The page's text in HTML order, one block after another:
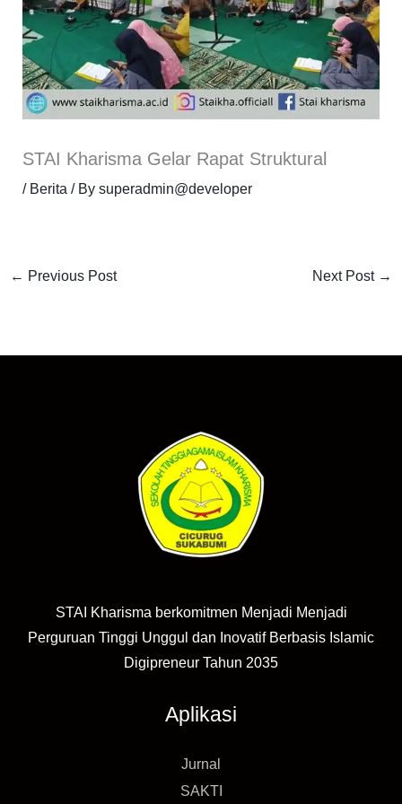
STAI Kharisma Gelar Rapat Struktural
/ Berita / Bysuperadmin@developer
← Previous Post Next Post →
STAI Kharisma berkomitmen Menjadi Menjadi
Perguruan Tinggi Unggul dan Inovatif Berbasis Islamic
Digipreneur Tahun 2035
Aplikasi
Jurnal
SAKTI